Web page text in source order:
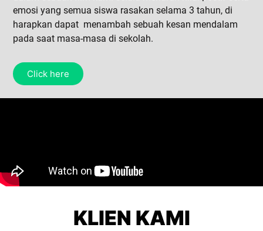
emosi yang semua siswa rasakan selama 3 tahun, di
harapkan dapat menambah sebuah kesan mendalam
pada saat masa-masa di sekolah.
Click here
KLIEN KAMI